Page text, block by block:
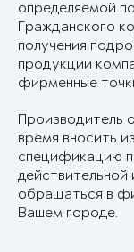
определяемой
Гражданского
получения
продукции
фирменные
Производитель
время вносить
спецификацию
обращаться в
Вашем городе.